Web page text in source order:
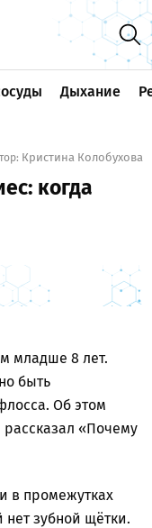
Дыхание
Кристина Колобухова
когда
младше 8 лет.
быть
Об этом
«Почему
в промежутках
нет зубной щётки.